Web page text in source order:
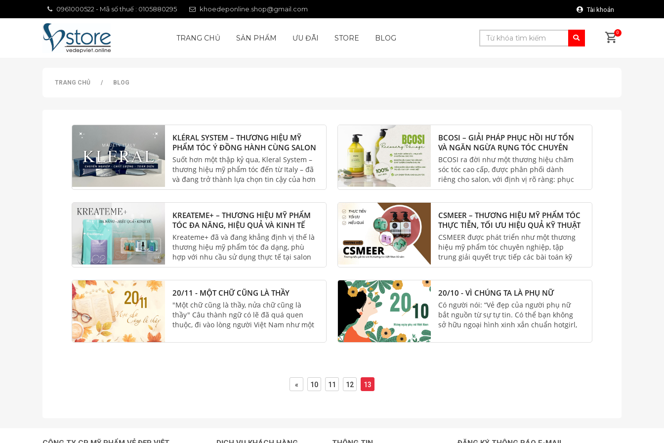
0961000522 - Mã số thuế : 0105880295 khoedeponline.shop@gmail.com Tài khoản
TRANG CHỦ SẢN PHẨM ƯU ĐÃI STORE BLOG
0
TRANG CHỦ / BLOG
KLÉRAL SYSTEM – THƯƠNG HIỆU MỸ
PHẨM TÓC Ý ĐỒNG HÀNH CÙNG SALON
VIỆT HƠN 13 NĂM PHÁT TRIỂN BỀN
VỮNG
Suốt hơn một thập kỷ qua, Kleral System –
thương hiệu mỹ phẩm tóc đến từ Italy – đã
và đang trở thành lựa chọn tin cậy của hơn
1.000 salon trên toàn quốc, khẳng định vị
BCOSI – GIẢI PHÁP PHỤC HỒI HƯ TỔN
VÀ NGĂN NGỪA RỤNG TÓC CHUYÊN
NGHIỆP CHO SALON HIỆN ĐẠI
BCOSI ra đời như một thương hiệu chăm
sóc tóc cao cấp, được phân phối dành
riêng cho salon, với định vị rõ ràng: phục
hồi hư tổn và ngăn ngừa rụng tóc chuyên
KREATEME+ – THƯƠNG HIỆU MỸ PHẨM
TÓC ĐA NĂNG, HIỆU QUẢ VÀ KINH TẾ
CHO SALON CHUYÊN NGHIỆP
Kreateme+ đã và đang khẳng định vị thế là
thương hiệu mỹ phẩm tóc đa dạng, phù
hợp với nhu cầu sử dụng thực tế tại salon
Việt Nam.
CSMEER – THƯƠNG HIỆU MỸ PHẨM TÓC
THỰC TIỄN, TỐI ƯU HIỆU QUẢ KỸ THUẬT
CHO SALON CHUYÊN NGHIỆP
CSMEER được phát triển như một thương
hiệu mỹ phẩm tóc chuyên nghiệp, tập
trung giải quyết trực tiếp các bài toán kỹ
thuật và chi phí trong môi trường salon.
20/11 - MỘT CHỮ CŨNG LÀ THẦY
"Một chữ cũng là thầy, nửa chữ cũng là
thầy" Câu thành ngữ có lẽ đã quá quen
thuộc, đi vào lòng người Việt Nam như một
Vâng, thật đúng như vậy, thầy cô, những
20/10 - VÌ CHÚNG TA LÀ PHỤ NỮ
Có người nói: “Vẻ đẹp của người phụ nữ
bắt nguồn từ sự tự tin. Có thể bạn không
sở hữu ngoại hình xinh xắn chuẩn hotgirl,
thành một người phụ nữ đẹp đúng nghĩa.
« 10 11 12 13